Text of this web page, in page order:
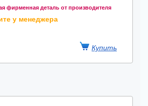
фирменная деталь от производителя
у менеджера